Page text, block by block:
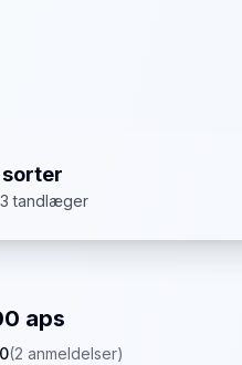
3 tandlæger
aps
(2 anmeldelser)